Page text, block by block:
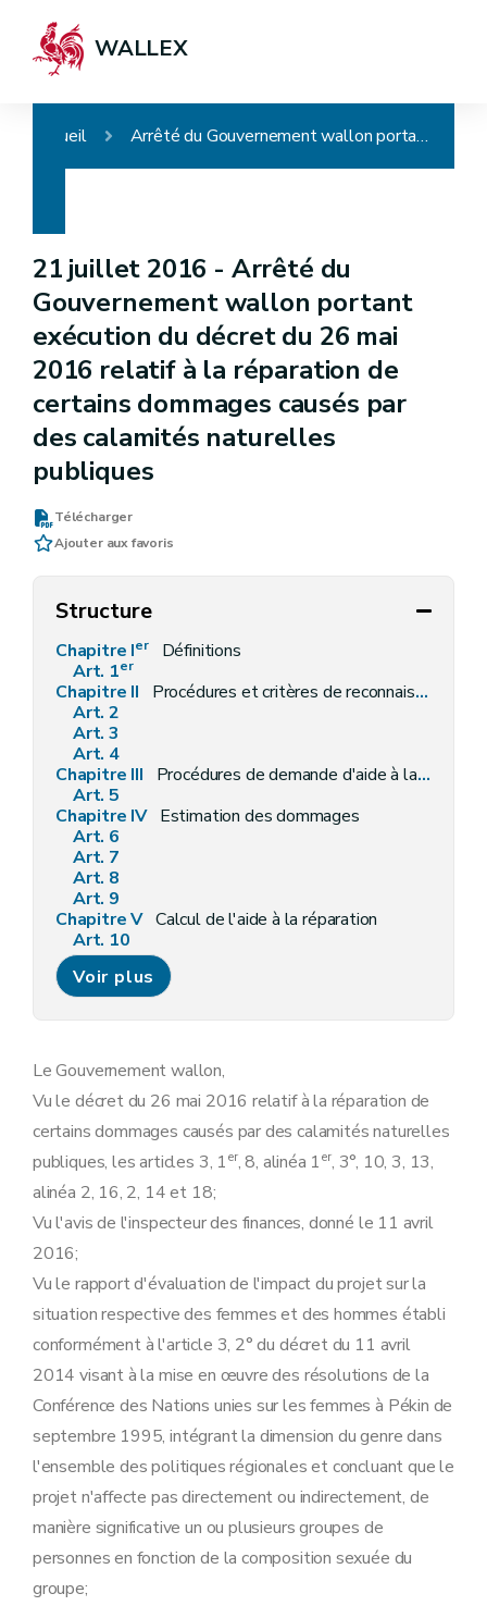
WALLEX
Accueil Arrêté du Gouvernement wallon portant exécution du décret du 26 mai 2016 relatif à la réparation de certains dommages causés par des calamités naturelles publiques
21 juillet 2016 - Arrêté du
Gouvernement wallon portant
exécution du décret du 26 mai
2016 relatif à la réparation de
certains dommages causés par
des calamités naturelles
publiques
Télécharger
Ajouter aux favoris
Structure
Chapitre Ier
Définitions
Art. 1er
Chapitre II
Procédures et critères de reconnaissance
Art. 2
Art. 3
Art. 4
Chapitre III
Procédures de demande d'aide à la réparation
Art. 5
Chapitre IV Estimation des dommages
Art. 6
Art. 7
Art. 8
Art. 9
Chapitre V Calcul de l'aide à la réparation
Art. 10
Art. 11
Art. 12
Art. 13
Art. 15
Art. 17
Chapitre VII Dommages au domaine public
Art. 19
Art. 20
Art. 22
Art. 23
Chapitre VIII Transmission des pièces et dossiers relatifs aux demandes d'aide à la réparation, et des décisions y afférentes
Art. 25
Art. 26
Art. 27
Chapitre IX Dispositions finales
Art. 28
Art. 29
Annexe
Voir plus
Le Gouvernement wallon,
Vu le décret du 26 mai 2016 relatif à la réparation de
certains dommages causés par des calamités naturelles
publiques, les articles 3, 1er, 8, alinéa 1er, 3°, 10, 3, 13,
alinéa 2, 16, 2, 14 et 18;
Vu l'avis de l'inspecteur des finances, donné le 11 avril
2016;
Vu le rapport d'évaluation de l'impact du projet sur la
situation respective des femmes et des hommes établi
conformément à l'article 3, 2° du décret du 11 avril
2014 visant à la mise en œuvre des résolutions de la
Conférence des Nations unies sur les femmes à Pékin de
septembre 1995, intégrant la dimension du genre dans
l'ensemble des politiques régionales et concluant que le
projet n'affecte pas directement ou indirectement, de
manière significative un ou plusieurs groupes de
personnes en fonction de la composition sexuée du
groupe;